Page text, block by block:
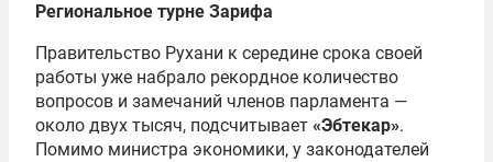
Региональное турне Зарифа
Правительство Рухани к середине срока своей
работы уже набрало рекордное количество
вопросов и замечаний членов парламента —
около двух тысяч, подсчитывает «Эбтекар».
Помимо министра экономики, у законодателей